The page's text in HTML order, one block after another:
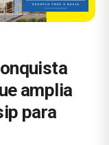
amplia
para